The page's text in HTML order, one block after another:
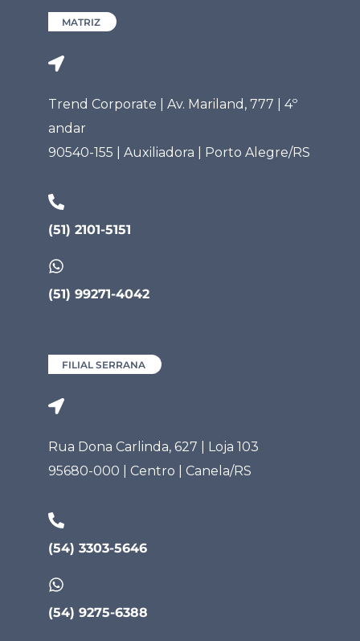
MATRIZ
Trend Corporate | Av. Mariland, 777 | 4º
andar
90540-155 | Auxiliadora | Porto Alegre/RS
(51) 2101-5151
(51) 99271-4042
FILIAL SERRANA
Rua Dona Carlinda, 627 | Loja 103
95680-000 | Centro | Canela/RS
(54) 3303-5646
(54) 9275-6388